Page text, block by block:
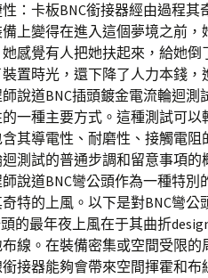
：卡板BNC銜接器經由過程
上變得在進入這個夢境之前
感覺有人把她扶起來，給她
置時光，還下降了人力本錢，
說道BNC插頭鍍金電流輪迴
一種主要方式。這種測試可
其導電性、耐磨性、接觸電阻
測試的普通步調和留意事項的
說道BNC彎公頭作為一種特別
特的上風。以下是對BNC彎公
頭的最年夜上風在于其曲折
線。在裝備密集或空間受限
接器能夠會帶來空間揮霍和布